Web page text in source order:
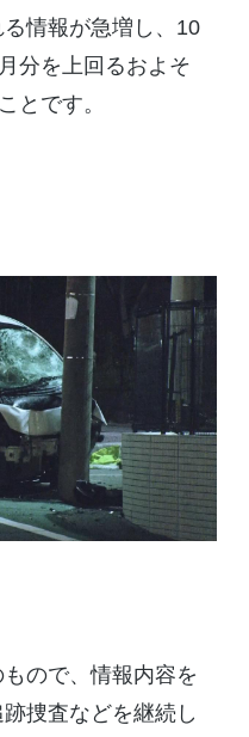
情報が急増し、10
分を上回るおよそ
とです。
もので、情報内容を
捜査などを継続し